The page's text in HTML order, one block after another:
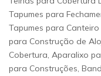
Tapumes para
Tapumes para
para Construção de
Cobertura, Aparalixo
para Construções,